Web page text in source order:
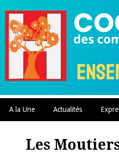
content
A la Une Actualités
Les